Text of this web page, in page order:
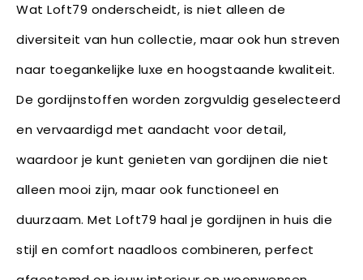
Wat Loft79 onderscheidt, is niet alleen de
diversiteit van hun collectie, maar ook hun streven
naar toegankelijke luxe en hoogstaande kwaliteit.
De gordijnstoffen worden zorgvuldig geselecteerd
en vervaardigd met aandacht voor detail,
waardoor je kunt genieten van gordijnen die niet
alleen mooi zijn, maar ook functioneel en
duurzaam. Met Loft79 haal je gordijnen in huis die
stijl en comfort naadloos combineren, perfect